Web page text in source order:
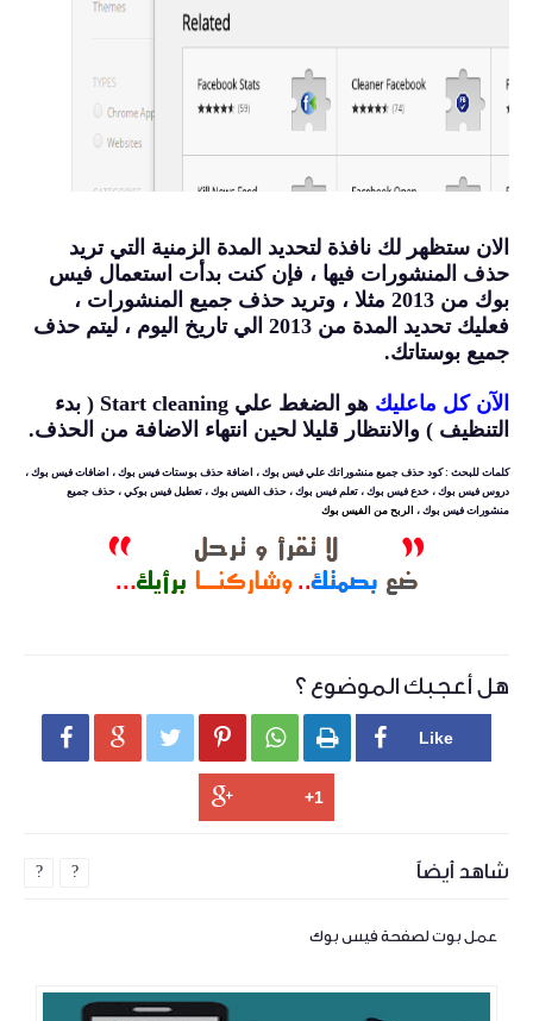
الان ستظهر لك نافذة لتحديد المدة الزمنية التي تريد
حذف المنشورات فيها ، فإن كنت بدأت استعمال فيس
بوك من 2013 مثلا ، وتريد حذف جميع المنشورات ،
فعليك تحديد المدة من 2013 الي تاريخ اليوم ، ليتم حذف
جميع بوستاتك.
الآن كل ماعليك
هو الضغط علي Start cleaning ( بدء
التنظيف ) والانتظار قليلا لحين انتهاء الاضافة من الحذف.
كلمات للبحث : كود حذف جميع منشوراتك علي فيس بوك ، اضافة حذف بوستات فيس بوك ، اضافات فيس بوك ،
دروس فيس بوك ، خدع فيس بوك ، تعلم فيس بوك ، حذف الفيس بوك ، تعطيل فيس بوكي ، حذف جميع
منشورات فيس بوك ، الربح من الفيس بوك
هل أعجبك الموضوع ؟
     
شاهد أيضاً
عمل بوت لصفحة فيس بوك
? ?